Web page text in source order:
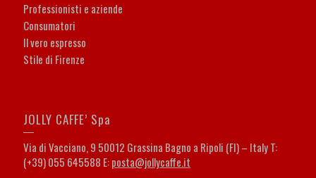
Professionisti e aziende
Consumatori
Il vero espresso
Stile di Firenze
JOLLY CAFFE’ Spa
Via di Vacciano, 9 50012 Grassina Bagno a Ripoli (FI) – Italy T:
(+39) 055 645588 E:posta@jollycaffe.it